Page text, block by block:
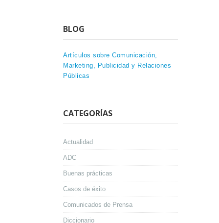
BLOG
Artículos sobre Comunicación,
Marketing, Publicidad y Relaciones
Públicas
CATEGORÍAS
Actualidad
ADC
Buenas prácticas
Casos de éxito
Comunicados de Prensa
Diccionario